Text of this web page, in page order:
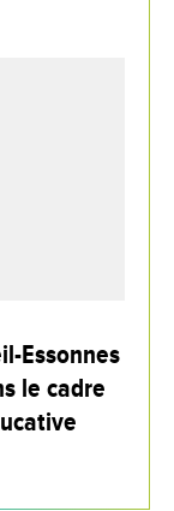
Essonnes
le cadre